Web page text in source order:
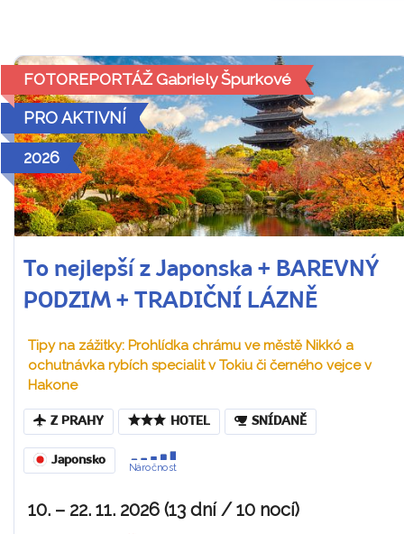
FOTOREPORTÁŽ Gabriely Špurkové
PRO AKTIVNÍ
2026
To nejlepší z Japonska + BAREVNÝ
PODZIM + TRADIČNÍ LÁZNĚ
Tipy na zážitky: Prohlídka chrámu ve městě Nikkó a
ochutnávka rybích specialit v Tokiu či černého vejce v
Hakone
Z PRAHY HOTEL SNÍDANĚ
Japonsko
Náročnost
10. – 22. 11. 2026 (13 dní / 10 nocí)